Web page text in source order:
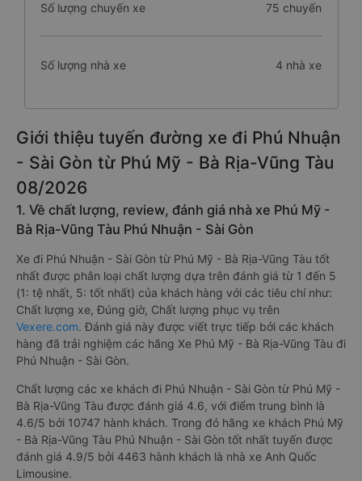
Số lượng chuyến xe 75 chuyến
Số lượng nhà xe 4 nhà xe
Giới thiệu tuyến đường xe đi Phú Nhuận
- Sài Gòn từ Phú Mỹ - Bà Rịa-Vũng Tàu
08/2026
1. Về chất lượng, review, đánh giá nhà xe Phú Mỹ -
Bà Rịa-Vũng Tàu Phú Nhuận - Sài Gòn
Xe đi Phú Nhuận - Sài Gòn từ Phú Mỹ - Bà Rịa-Vũng Tàu tốt
nhất được phân loại chất lượng dựa trên đánh giá từ 1 đến 5
(1: tệ nhất, 5: tốt nhất) của khách hàng với các tiêu chí như:
Chất lượng xe, Đúng giờ, Chất lượng phục vụ trên
Vexere.com. Đánh giá này được viết trực tiếp bởi các khách
hàng đã trải nghiệm các hãng Xe Phú Mỹ - Bà Rịa-Vũng Tàu đi
Phú Nhuận - Sài Gòn.
Chất lượng các xe khách đi Phú Nhuận - Sài Gòn từ Phú Mỹ -
Bà Rịa-Vũng Tàu được đánh giá 4.6, với điểm trung bình là
4.6/5 bởi 10747 hành khách. Trong đó hãng xe khách Phú Mỹ
- Bà Rịa-Vũng Tàu Phú Nhuận - Sài Gòn tốt nhất tuyến được
đánh giá 4.9/5 bởi 4463 hành khách là nhà xe Anh Quốc
Limousine.